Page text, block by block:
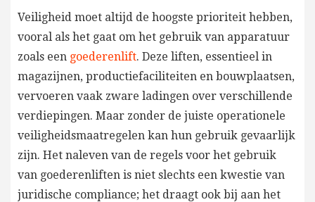
Veiligheid moet altijd de hoogste prioriteit hebben,
vooral als het gaat om het gebruik van apparatuur
zoals een goederenlift. Deze liften, essentieel in
magazijnen, productiefaciliteiten en bouwplaatsen,
vervoeren vaak zware ladingen over verschillende
verdiepingen. Maar zonder de juiste operationele
veiligheidsmaatregelen kan hun gebruik gevaarlijk
zijn. Het naleven van de regels voor het gebruik
van goederenliften is niet slechts een kwestie van
juridische compliance; het draagt ook bij aan het